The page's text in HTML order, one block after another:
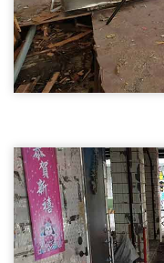
尖石鄉店面裝潢拆除
尖石鄉店面裝潢拆
尖石鄉店面